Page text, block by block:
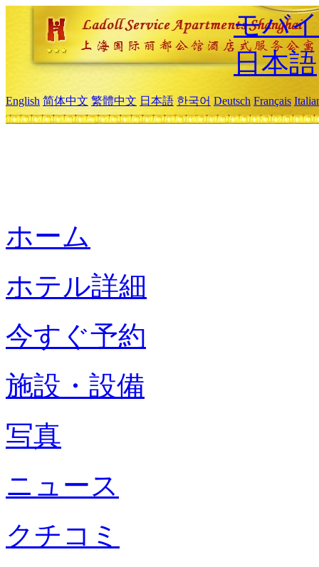
モバ
日本語
English 简体中文 繁體中文 日本語 한국어 Deutsch Français
ホーム
ホテル詳細
今すぐ予約
施設・設備
写真
ニュース
クチコミ